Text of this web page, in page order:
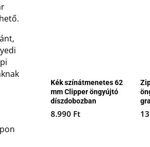
Kék színátmenetes 62
mm Clipper öngyújtó
díszdobozban
8.990 Ft